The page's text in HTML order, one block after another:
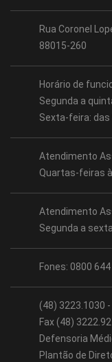
Rua Coronel
88015-260
Horário de
Segunda a
Sexta-feira: das
Atendimento
Quartas-feiras
Atendimento
Segunda a
Fones: 0800
(48) 3223.1030
Fax (48)
Defensoria
Plantão de